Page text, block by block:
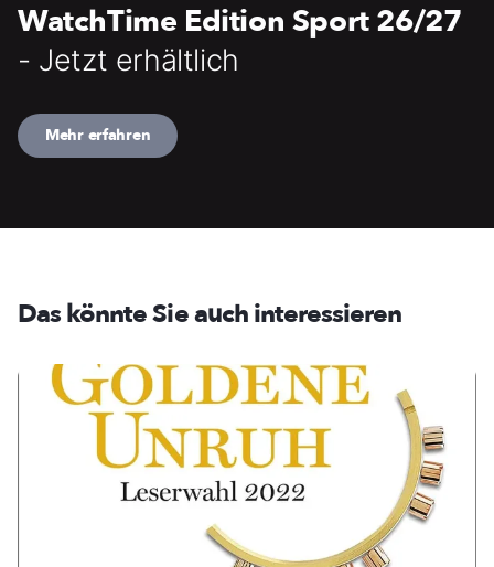
WatchTime Edition Sport 26/27
- Jetzt erhältlich
Mehr erfahren
Das könnte Sie auch interessieren